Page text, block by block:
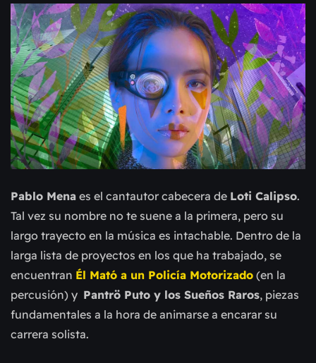
Pablo Mena es el cantautor cabecera de Loti Calipso.
Tal vez su nombre no te suene a la primera, pero su
largo trayecto en la música es intachable. Dentro de la
larga lista de proyectos en los que ha trabajado, se
encuentran Él Mató a un Policía Motorizado (en la
percusión) y Pantrö Puto y los Sueños Raros, piezas
fundamentales a la hora de animarse a encarar su
carrera solista.